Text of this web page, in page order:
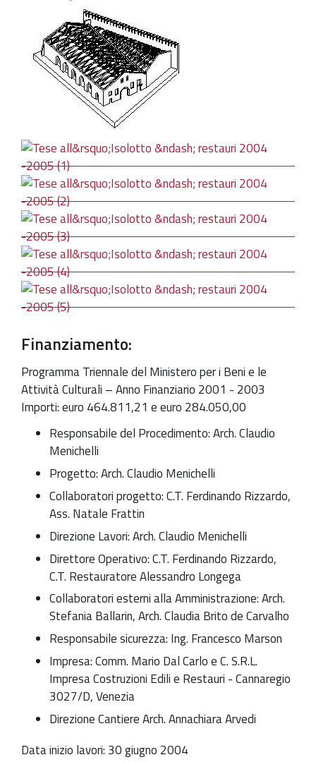
Finanziamento:
Programma Triennale del Ministero per i Beni e le
Attività Culturali – Anno Finanziario 2001 - 2003
Importi: euro 464.811,21 e euro 284.050,00
Responsabile del Procedimento: Arch. Claudio
Menichelli
Progetto: Arch. Claudio Menichelli
Collaboratori progetto: C.T. Ferdinando Rizzardo,
Ass. Natale Frattin
Direzione Lavori: Arch. Claudio Menichelli
Direttore Operativo: C.T. Ferdinando Rizzardo,
C.T. Restauratore Alessandro Longega
Collaboratori esterni alla Amministrazione: Arch.
Stefania Ballarin, Arch. Claudia Brito de Carvalho
Responsabile sicurezza: Ing. Francesco Marson
Impresa: Comm. Mario Dal Carlo e C. S.R.L.
Impresa Costruzioni Edili e Restauri - Cannaregio
3027/D, Venezia
Direzione Cantiere Arch. Annachiara Arvedi
Data inizio lavori: 30 giugno 2004